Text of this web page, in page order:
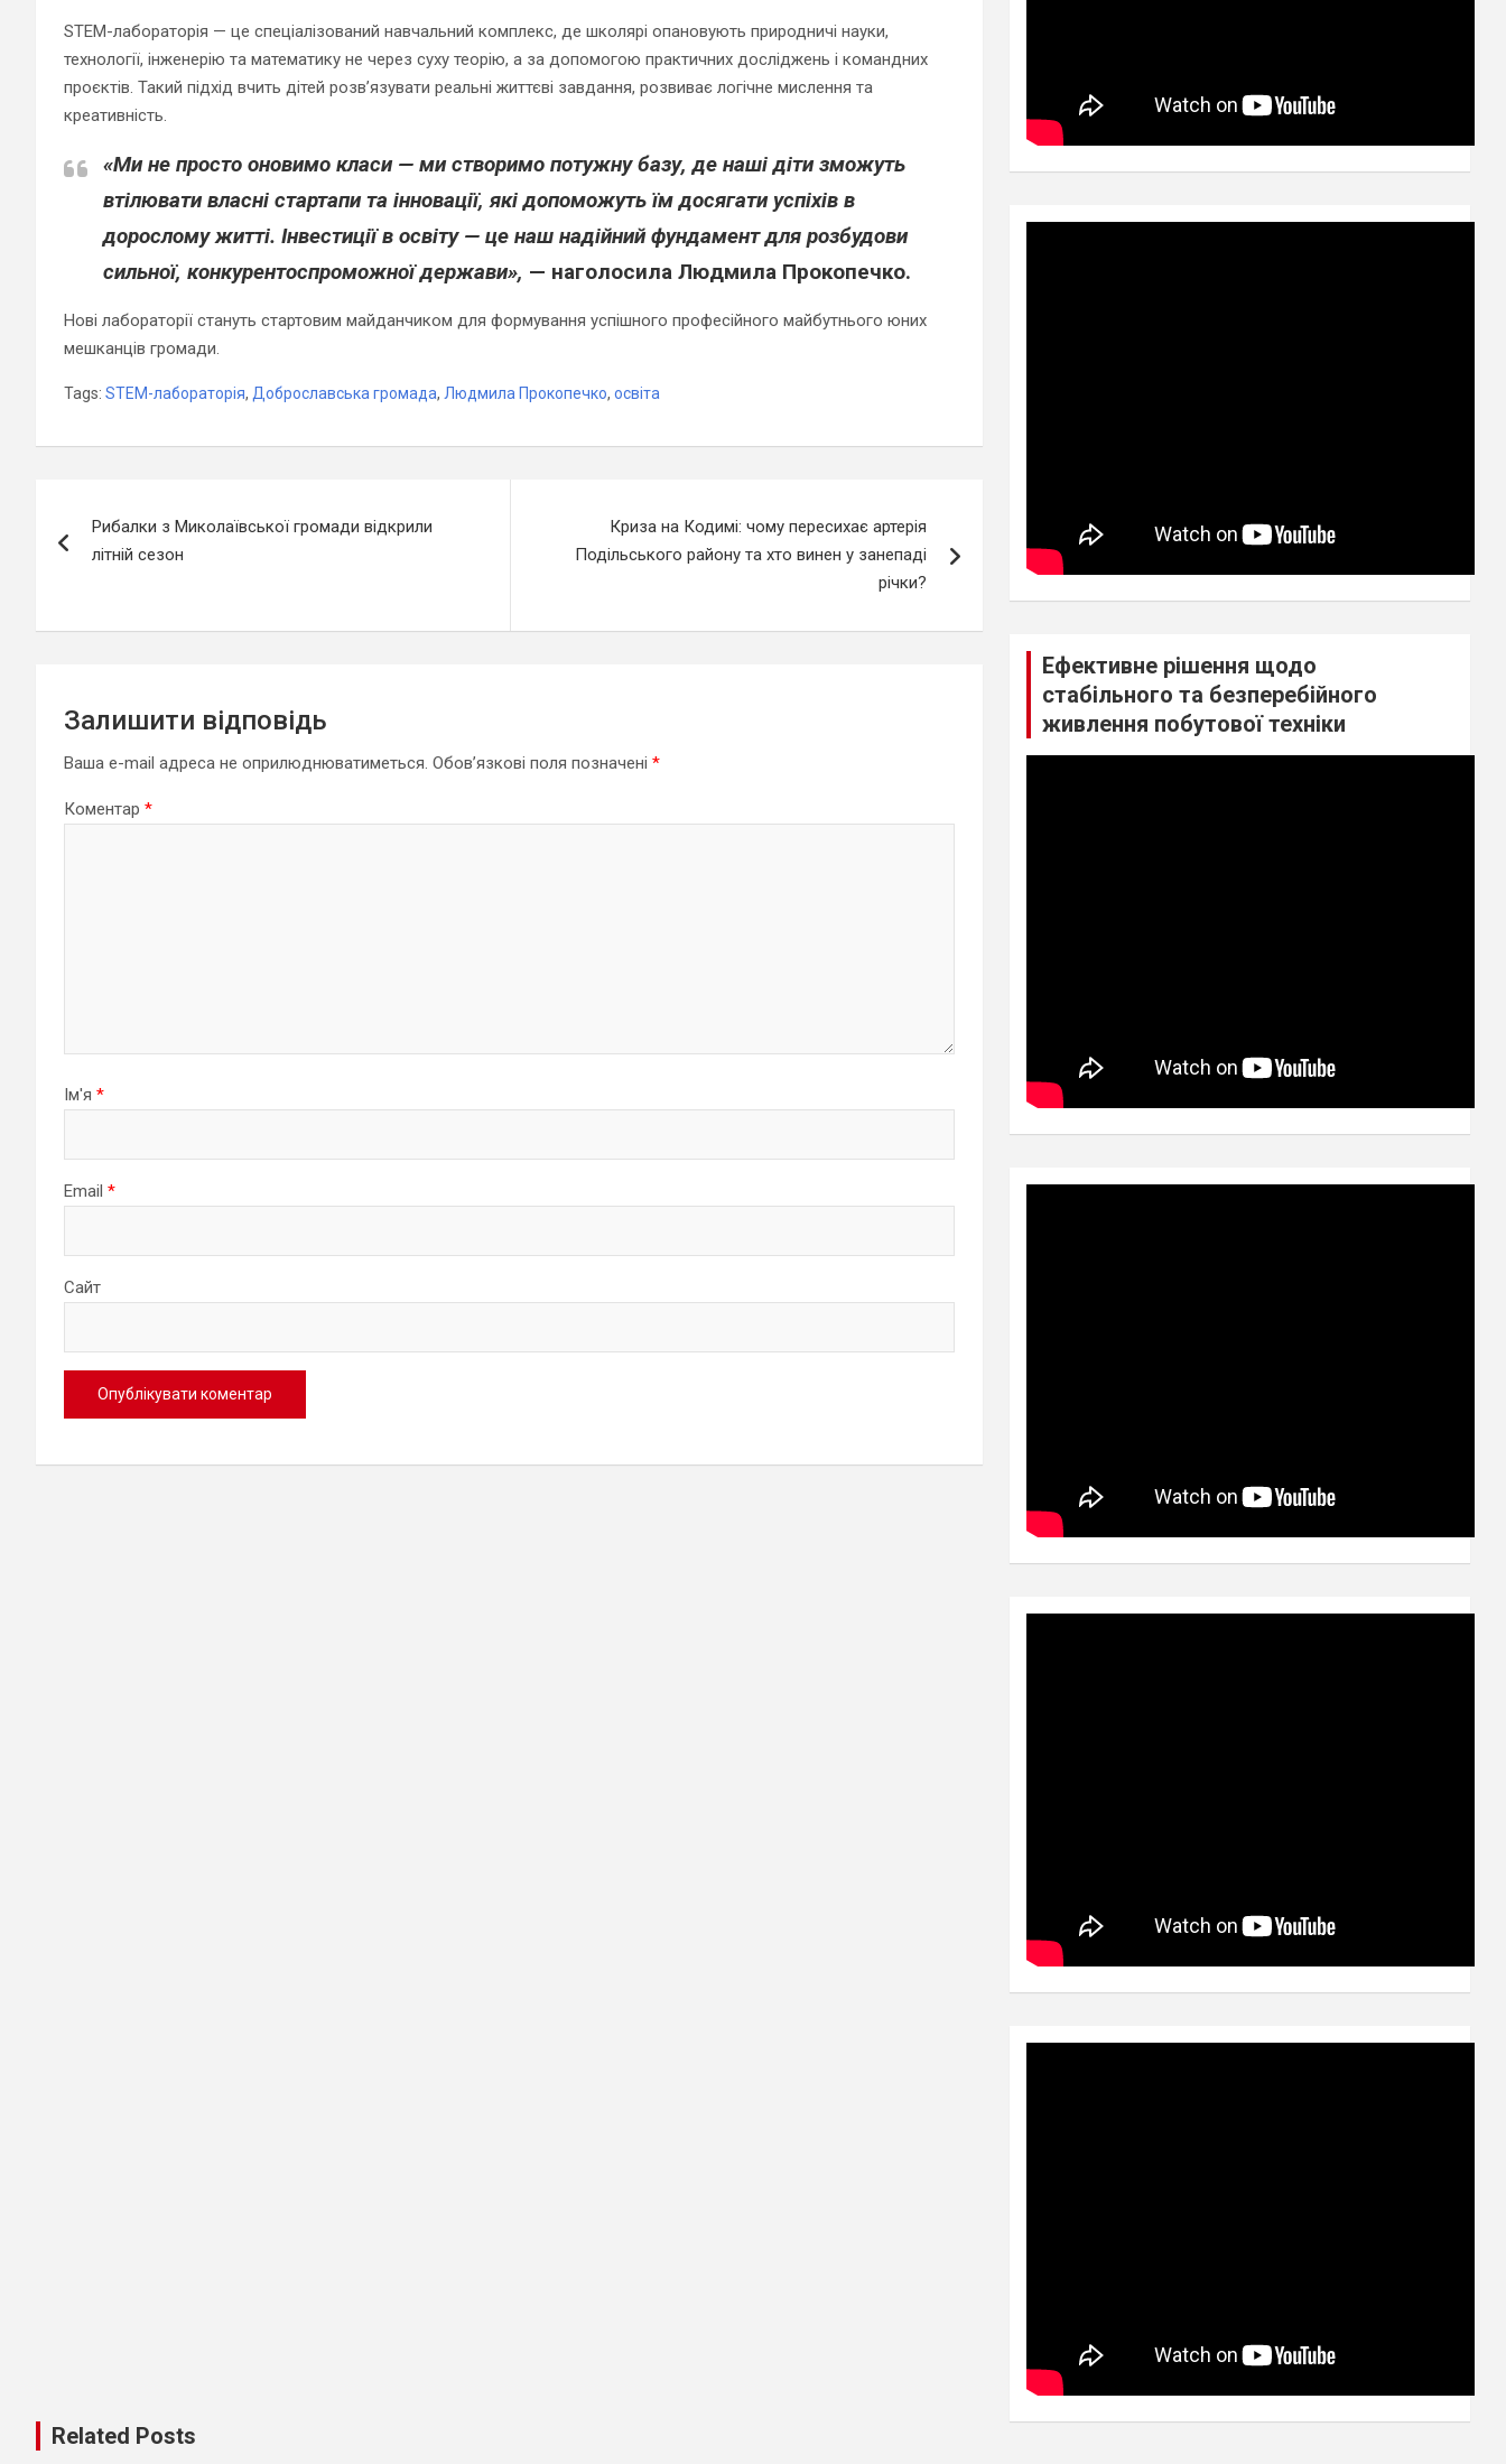
STEM-лабораторія — це спеціалізований навчальний комплекс, де школярі опановують природничі науки,
технології, інженерію та математику не через суху теорію, а за допомогою практичних досліджень і командних
проєктів. Такий підхід вчить дітей розв’язувати реальні життєві завдання, розвиває логічне мислення та
креативність.
«Ми не просто оновимо класи — ми створимо потужну базу, де наші діти зможуть
втілювати власні стартапи та інновації, які допоможуть їм досягати успіхів в
дорослому житті. Інвестиції в освіту — це наш надійний фундамент для розбудови
сильної, конкурентоспроможної держави», — наголосила Людмила Прокопечко.
Нові лабораторії стануть стартовим майданчиком для формування успішного професійного майбутнього юних
мешканців громади.
Tags: STEM-лабораторія, Доброславська громада, Людмила Прокопечко, освіта
записів
Рибалки з Миколаївської громади відкрили
літній сезон
Криза на Кодимі: чому пересихає артерія
Подільського району та хто винен у занепаді
річки?
Залишити відповідь
Ваша e-mail адреса не оприлюднюватиметься. Обов’язкові поля позначені *
Коментар *
Ім'я *
Email *
Сайт
Ефективне рішення щодо
стабільного та безперебійного
живлення побутової техніки
Related Posts